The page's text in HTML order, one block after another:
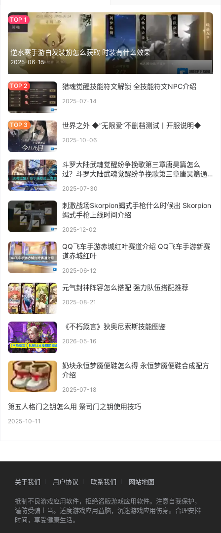
逆水寒手游白发装扮怎么获取 时装有什么效果
2025-06-15
猎魂觉醒技能符文解锁 全技能符文NPC介绍
2025-07-14
世界之外 ◆”无限爱”不删档测试丨开服说明◆
2025-10-06
斗罗大陆武魂觉醒纷争挽歌第三章唐昊篇怎么
过？斗罗大陆武魂觉醒纷争挽歌第三章唐昊篇通
2025-07-30
刺激战场Skorpion蝎式手枪什么时候出 Skorpion
蝎式手枪上线时间介绍
2025-12-02
QQ飞车手游赤城红叶赛道介绍 QQ飞车手游新赛
道赤城红叶
2025-06-12
元气封神阵容怎么搭配 强力队伍搭配推荐
2025-08-21
《不朽箴言》狄奥尼索斯技能图鉴
2026-05-16
奶块永恒梦魇便鞋怎么得 永恒梦魇便鞋合成配方
介绍
2025-07-18
第五人格门之钥怎么用 祭司门之钥使用技巧
2025-10-11
关于我们 用户协议 联系我们 网站地图
抵制不良游戏应用软件，拒绝盗版游戏应用软件。注意自我保护，
谨防受骗上当。适度游戏应用益脑，沉迷游戏应用伤身。合理安排
时间，享受健康生活。